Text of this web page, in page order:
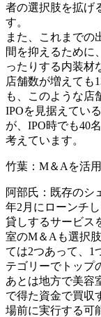
者の選択肢を拡げ
す。
また、これまでの
間を抑えるために
ったりする内装材
店舗数が増えても
も、このような店
IPOを見据えてい
が、IPO時でも40
考えています。
竹葉：M＆Aを活
阿部氏：既存のシ
年2月にローンチ
貸しするサービス
室のM＆Aも選択
ては2つあって、1
テゴリーでトップ
あとは地方で美容
で得た資金で買収
場前に実行する可